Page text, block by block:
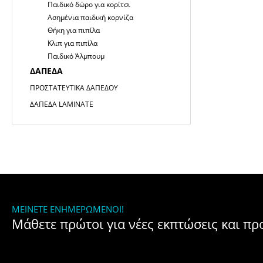
Παιδικό δώρο για κορίτσι
Ασημένια παιδική κορνίζα
Θήκη για πιπίλα
Κλιπ για πιπίλα
Παιδικό Άλμπουμ
ΔΆΠΕΔΑ
ΠΡΟΣΤΑΤΕΥΤΙΚΆ ΔΑΠΈΔΟΥ
ΔΆΠΕΔΑ LAMINATE
ΜΕΊΝΕΤΕ ΕΝΗΜΕΡΩΜΈΝΟΙ!
Μάθετε πρώτοι για νέες εκπτώσεις και